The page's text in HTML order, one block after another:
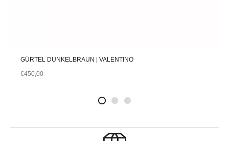
GÜRTEL DUNKELBRAUN | VALENTINO
€450,00